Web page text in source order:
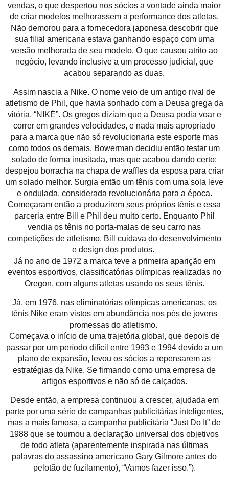
vendas, o que despertou nos sócios a vontade ainda maior
de criar modelos melhorassem a performance dos atletas.
Não demorou para a fornecedora japonesa descobrir que
sua filial americana estava ganhando espaço com uma
versão melhorada de seu modelo. O que causou atrito ao
negócio, levando inclusive a um processo judicial, que
acabou separando as duas.
Assim nascia a Nike. O nome veio de um antigo rival de
atletismo de Phil, que havia sonhado com a Deusa grega da
vitória, “NIKÉ”. Os gregos diziam que a Deusa podia voar e
correr em grandes velocidades, e nada mais apropriado
para a marca que não só revolucionaria este esporte mas
como todos os demais. Bowerman decidiu então testar um
solado de forma inusitada, mas que acabou dando certo:
despejou borracha na chapa de waffles da esposa para criar
um solado melhor. Surgia então um tênis com uma sola leve
e ondulada, considerada revolucionária para a época.
Começaram então a produzirem seus próprios tênis e essa
parceria entre Bill e Phil deu muito certo. Enquanto Phil
vendia os tênis no porta-malas de seu carro nas
competições de atletismo, Bill cuidava do desenvolvimento
e design dos produtos.
Já no ano de 1972 a marca teve a primeira aparição em
eventos esportivos, classificatórias olímpicas realizadas no
Oregon, com alguns atletas usando os seus tênis.
Já, em 1976, nas eliminatórias olímpicas americanas, os
tênis Nike eram vistos em abundância nos pés de jovens
promessas do atletismo.
Começava o início de uma trajetória global, que depois de
passar por um período difícil entre 1993 e 1994 devido a um
plano de expansão, levou os sócios a repensarem as
estratégias da Nike. Se firmando como uma empresa de
artigos esportivos e não só de calçados.
Desde então, a empresa continuou a crescer, ajudada em
parte por uma série de campanhas publicitárias inteligentes,
mas a mais famosa, a campanha publicitária “Just Do It” de
1988 que se tournou a declaração universal dos objetivos
de todo atleta (aparentemente inspirada nas últimas
palavras do assassino americano Gary Gilmore antes do
pelotão de fuzilamento), “Vamos fazer isso.”).